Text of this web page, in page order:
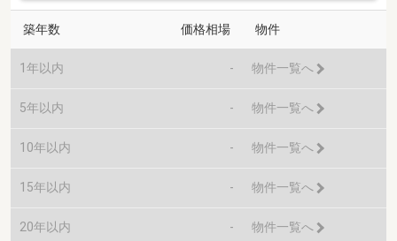
築年数 価格相場 物件
1年以内 - 物件一覧へ
5年以内 - 物件一覧へ
10年以内 - 物件一覧へ
15年以内 - 物件一覧へ
20年以内 - 物件一覧へ